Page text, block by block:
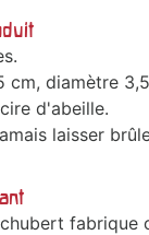
cm, diamètre
d'abeille.
laisser